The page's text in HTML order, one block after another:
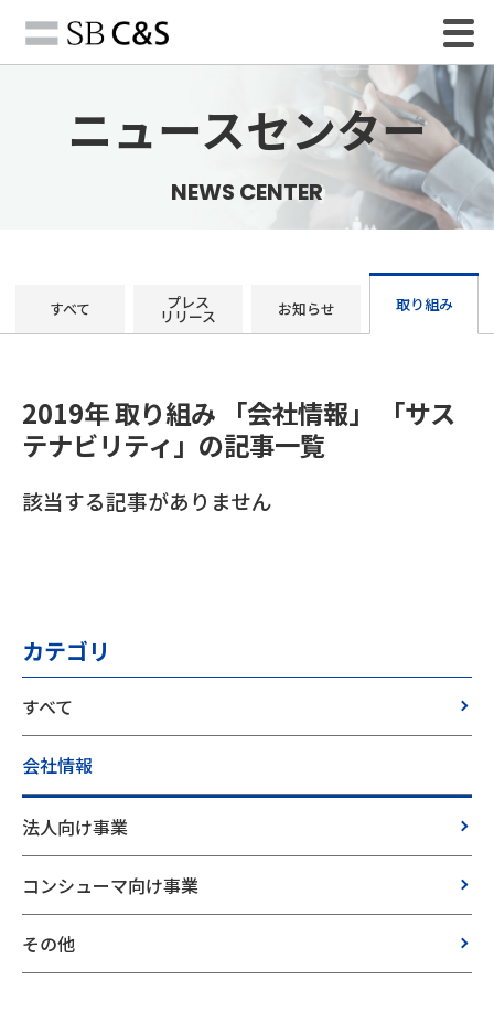
ニュースセンター
NEWS CENTER
すべて プレス
リリース お知らせ 取り組み
2019年 取り組み 「会社情報」 「サス
テナビリティ」の記事一覧
該当する記事がありません
カテゴリ
すべて
会社情報
法人向け事業
コンシューマ向け事業
その他